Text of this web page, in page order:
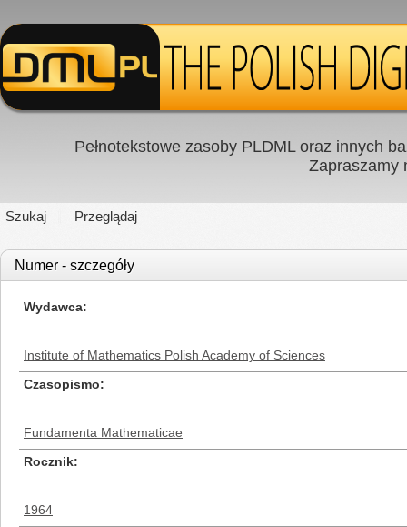
Pełnotekstowe zasoby PLDML oraz innych
Zapraszamy
Szukaj Przeglądaj
Numer - szczegóły
Wydawca
Institute of Mathematics Polish Academy of Sciences
Czasopismo
Fundamenta Mathematicae
Rocznik
1964